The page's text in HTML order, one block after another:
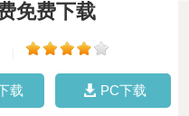
免费下载
载 PC下载